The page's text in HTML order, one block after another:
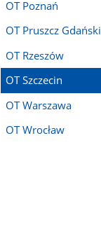
OT Poznań
OT Pruszcz Gdański
OT Rzeszów
OT Szczecin
OT Warszawa
OT Wrocław